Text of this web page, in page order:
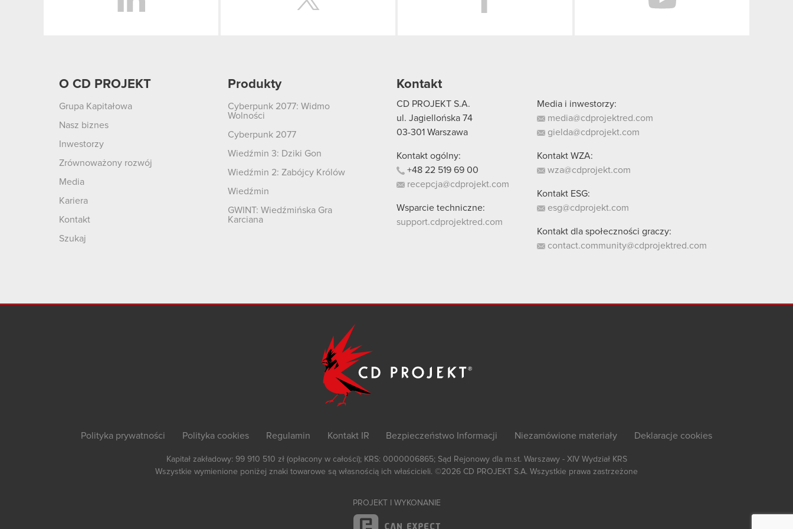
O CD PROJEKT
Grupa Kapitałowa
Nasz biznes
Inwestorzy
Zrównoważony rozwój
Media
Kariera
Kontakt
Szukaj
Produkty
Cyberpunk 2077: Widmo
Wolności
Cyberpunk 2077
Wiedźmin 3: Dziki Gon
Wiedźmin 2: Zabójcy Królów
Wiedźmin
GWINT: Wiedźmińska Gra
Karciana
Kontakt
CD PROJEKT S.A.
ul. Jagiellońska 74
03-301 Warszawa
Kontakt ogólny:
+48 22 519 69 00
recepcja@cdprojekt.com
Wsparcie techniczne:
support.cdprojektred.com
Media i inwestorzy:
media@cdprojektred.com
gielda@cdprojekt.com
Kontakt WZA:
wza@cdprojekt.com
Kontakt ESG:
esg@cdprojekt.com
Kontakt dla społeczności graczy:
contact.community@cdprojektred.com
Polityka prywatności Polityka cookies Regulamin Kontakt IR Bezpieczeństwo Informacji Niezamówione materiały Deklaracje cookies
Kapitał zakładowy: 99 910 510 zł (opłacony w całości); KRS: 0000006865; Sąd Rejonowy dla m.st. Warszawy - XIV Wydział KRS
Wszystkie wymienione poniżej znaki towarowe są własnością ich właścicieli. ©2026 CD PROJEKT S.A. Wszystkie prawa zastrzeżone
PROJEKT I WYKONANIE